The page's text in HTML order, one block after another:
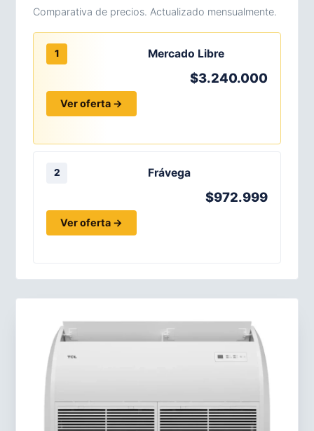
Comparativa de precios. Actualizado mensualmente.
1 Mercado Libre
$3.240.000
Ver oferta →
2 Frávega
$972.999
Ver oferta →